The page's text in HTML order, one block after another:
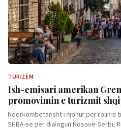
TURIZËM
Ish-emisari amerikan
promovimin e turizmit
zbuloni Shqipërinë!
Ndërkombëtarisht i njohur për rolin e
SHBA-së për dialogun Kosovë-Serbi,